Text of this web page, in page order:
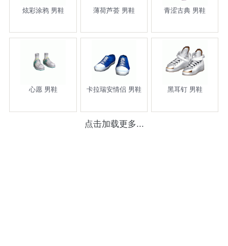
炫彩涂鸦 男鞋 薄荷芦荟 男鞋 青涩古典 男鞋
心愿 男鞋 卡拉瑞安情侣 男鞋 黑耳钉 男鞋
点击加载更多...